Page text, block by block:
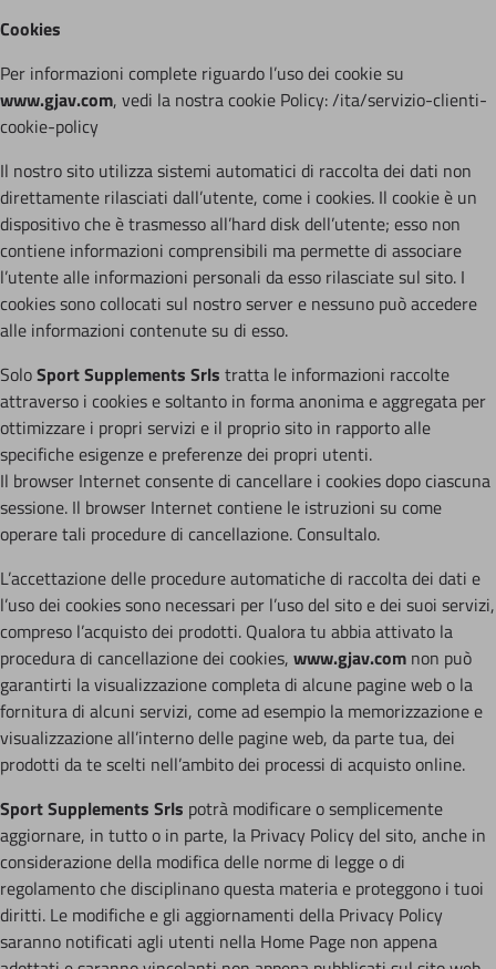
Cookies
Per informazioni complete riguardo l’uso dei cookie su
www.gjav.com, vedi la nostra cookie Policy: /ita/servizio-clienti-
cookie-policy
Il nostro sito utilizza sistemi automatici di raccolta dei dati non
direttamente rilasciati dall’utente, come i cookies. Il cookie è un
dispositivo che è trasmesso all’hard disk dell’utente; esso non
contiene informazioni comprensibili ma permette di associare
l’utente alle informazioni personali da esso rilasciate sul sito. I
cookies sono collocati sul nostro server e nessuno può accedere
alle informazioni contenute su di esso.
SoloSport Supplements Srls tratta le informazioni raccolte
attraverso i cookies e soltanto in forma anonima e aggregata per
ottimizzare i propri servizi e il proprio sito in rapporto alle
specifiche esigenze e preferenze dei propri utenti.
Il browser Internet consente di cancellare i cookies dopo ciascuna
sessione. Il browser Internet contiene le istruzioni su come
operare tali procedure di cancellazione. Consultalo.
L’accettazione delle procedure automatiche di raccolta dei dati e
l’uso dei cookies sono necessari per l’uso del sito e dei suoi servizi,
compreso l’acquisto dei prodotti. Qualora tu abbia attivato la
procedura di cancellazione dei cookies, www.gjav.com non può
garantirti la visualizzazione completa di alcune pagine web o la
fornitura di alcuni servizi, come ad esempio la memorizzazione e
visualizzazione all’interno delle pagine web, da parte tua, dei
prodotti da te scelti nell’ambito dei processi di acquisto online.
Sport Supplements Srls potrà modificare o semplicemente
aggiornare, in tutto o in parte, la Privacy Policy del sito, anche in
considerazione della modifica delle norme di legge o di
regolamento che disciplinano questa materia e proteggono i tuoi
diritti. Le modifiche e gli aggiornamenti della Privacy Policy
saranno notificati agli utenti nella Home Page non appena